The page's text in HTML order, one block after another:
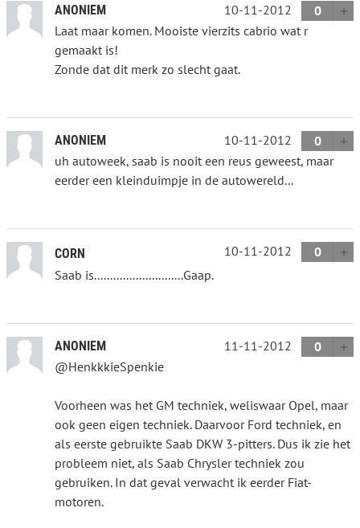
ANONIEM 10-11-2012
0
Laat maar komen. Mooiste vierzits cabrio wat r
gemaakt is!
Zonde dat dit merk zo slecht gaat.
ANONIEM 10-11-2012
0
uh autoweek, saab is nooit een reus geweest, maar
eerder een kleinduimpje in de autowereld...
CORN 10-11-2012
0
Saab is............................Gaap.
ANONIEM 11-11-2012
0
@HenkkkieSpenkie
Voorheen was het GM techniek, weliswaar Opel, maar
ook geen eigen techniek. Daarvoor Ford techniek, en
als eerste gebruikte Saab DKW 3-pitters. Dus ik zie het
probleem niet, als Saab Chrysler techniek zou
gebruiken. In dat geval verwacht ik eerder Fiat-
motoren.